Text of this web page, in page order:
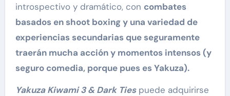
introspectivo y dramático, con combates
basados en shoot boxing y una variedad de
experiencias secundarias que seguramente
traerán mucha acción y momentos intensos (y
seguro comedia, porque pues es Yakuza).
Yakuza Kiwami 3 & Dark Tiespuede adquirirse